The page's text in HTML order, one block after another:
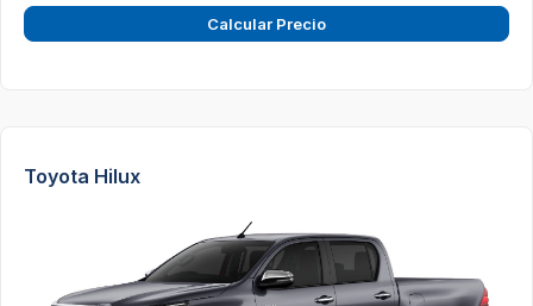
Calcular Precio
Toyota Hilux